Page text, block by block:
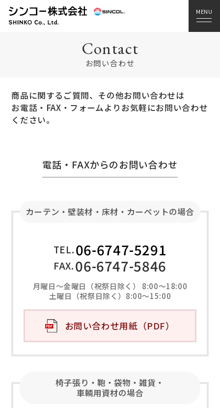
Contact
お問い合わせ
商品に関するご質問、その他お問い合わせは
お電話・FAX・フォームよりお気軽にお問い合わせ
ください。
電話・FAXからのお問い合わせ
カーテン・壁装材・床材・カーペットの場合
TEL.06-6747-5291
FAX.06-6747-5846
月曜日～金曜日（祝祭日除く） 8:00～18:00
土曜日（祝祭日除く）8:00～15:00
お問い合わせ用紙（PDF）
椅子張り・鞄・袋物・雑貨・
車輌用資材の場合